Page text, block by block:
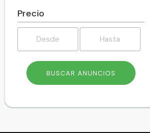
Altafulla
Ametlla de Mar
Ampolla
Amposta
Arboç
Arbolí
Precio